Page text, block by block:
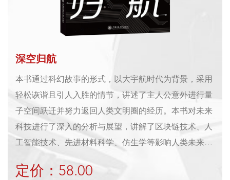
深空归航
本书通过科幻故事的形式，以大宇航时代为背景，采用
轻松诙谐且引人入胜的情节，讲述了主人公意外进行量
子空间跃迁并努力返回人类文明圈的经历。本书对未来
科技进行了深入的分析与展望，讲解了区块链技术、人
工智能技术、先进材料科学、仿生学等影响人类未来的
科学技术。本书适合对前沿科技感兴趣的读者。
定价：58.00